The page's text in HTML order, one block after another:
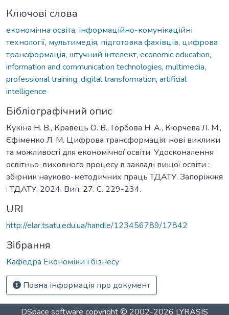
Ключові слова
економічна освіта, інформаційно-комунікаційні
технології, мультимедія, підготовка фахівців, цифрова
трансформація, штучний інтелект, economic education,
information and communication technologies, multimedia,
professional training, digital transformation, artificial
intelligence
Бібліографічний опис
Кукіна Н. В., Кравець О. В., Горбова Н. А., Кюрчева Л. М.,
Єфіменко Л. М. Цифрова трансформація: нові виклики
та можливості для економічної освіти. Удосконалення
освітньо-виховного процесу в закладі вищої освіти :
збірник науково-методичних праць ТДАТУ. Запоріжжя
: ТДАТУ, 2024. Вип. 27. С. 229-234.
URI
http://elar.tsatu.edu.ua/handle/123456789/17842
Зібрання
Кафедра Економіки і бізнесу
Повна інформація про документ
DSpace software copyright © 2002-2026 LYRASIS